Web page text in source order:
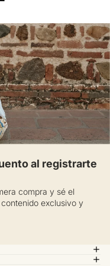
al registrarte
compra y sé el
exclusivo y